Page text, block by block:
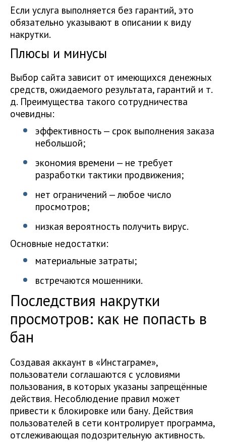
Если услуга выполняется без гарантий, это
обязательно указывают в описании к виду
накрутки.
Плюсы и минусы
Выбор сайта зависит от имеющихся денежных
средств, ожидаемого результата, гарантий и т.
д. Преимущества такого сотрудничества
очевидны:
эффективность — срок выполнения заказа
небольшой;
экономия времени — не требует
разработки тактики продвижения;
нет ограничений — любое число
просмотров;
низкая вероятность получить вирус.
Основные недостатки:
материальные затраты;
встречаются мошенники.
Последствия накрутки
просмотров: как не попасть в
бан
Создавая аккаунт в «Инстаграме»,
пользователи соглашаются с условиями
пользования, в которых указаны запрещённые
действия. Несоблюдение правил может
привести к блокировке или бану. Действия
пользователей в сети контролирует программа,
отслеживающая подозрительную активность.